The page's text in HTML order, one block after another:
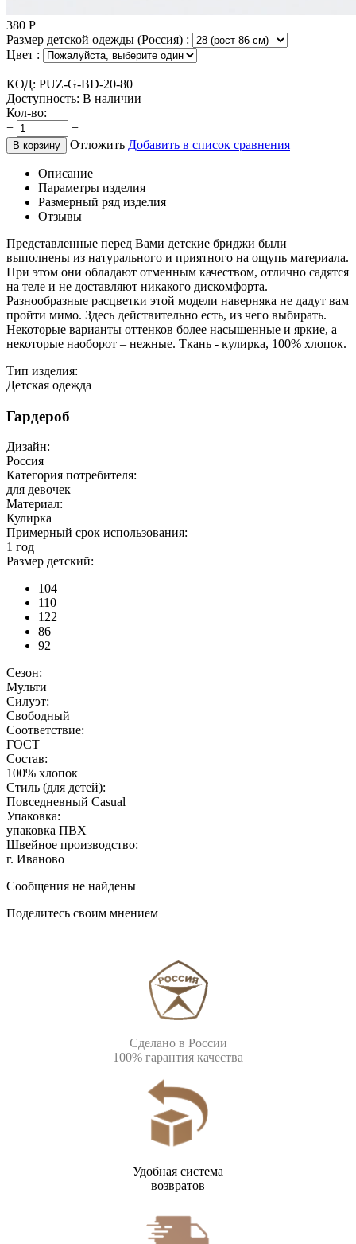
380 Р
Размер детской одежды (Россия) :
Цвет :
КОД: PUZ-G-BD-20-80
Доступность: В наличии
Кол-во:
+
−
В корзину Отложить Добавить в список сравнения
Описание
Параметры изделия
Размерный ряд изделия
Отзывы
Представленные перед Вами детские бриджи были
выполнены из натурального и приятного на ощупь материала.
При этом они обладают отменным качеством, отлично садятся
на теле и не доставляют никакого дискомфорта.
Разнообразные расцветки этой модели наверняка не дадут вам
пройти мимо. Здесь действительно есть, из чего выбирать.
Некоторые варианты оттенков более насыщенные и яркие, а
некоторые наоборот – нежные. Ткань - кулирка, 100% хлопок.
Тип изделия:
Детская одежда
Гардероб
Дизайн:
Россия
Категория потребителя:
для девочек
Материал:
Кулирка
Примерный срок использования:
1 год
Размер детский:
104
110
122
86
92
Сезон:
Мульти
Силуэт:
Свободный
Соответствие:
ГОСТ
Состав:
100% хлопок
Стиль (для детей):
Повседневный Casual
Упаковка:
упаковка ПВХ
Швейное производство:
г. Иваново
Сообщения не найдены
Поделитесь своим мнением
Сделано в России
100% гарантия качества
Удобная система
возвратов